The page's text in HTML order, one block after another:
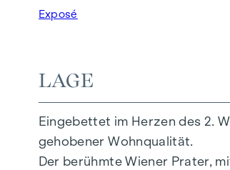
5 moderne
Fußbodenheizung
Klimatisierung
Perfekte Verkehrsanbindung
Nur wenige Minuten zu
Exposé
LAGE
Eingebettet im Herzen des 2.
gehobener Wohnqualität.
Der berühmte Wiener Prater,